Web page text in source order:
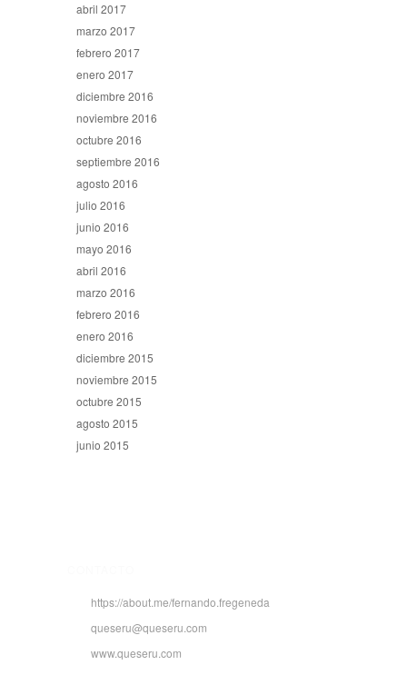
abril 2017
marzo 2017
febrero 2017
enero 2017
diciembre 2016
noviembre 2016
octubre 2016
septiembre 2016
agosto 2016
julio 2016
junio 2016
mayo 2016
abril 2016
marzo 2016
febrero 2016
enero 2016
diciembre 2015
noviembre 2015
octubre 2015
agosto 2015
junio 2015
https://about.me/fernando.fregeneda
queseru@queseru.com
www.queseru.com